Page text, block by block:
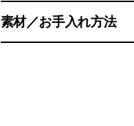
素材／お手入れ方法